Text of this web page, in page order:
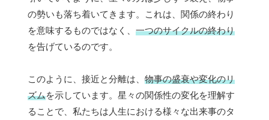
の勢いも落ち着いてきます。これは、関係の終わり
を意味するものではなく、 一つのサイクルの終わり
を告げているのです。
このように、接近と分離は、 物事の盛衰や変化のリ
ズムを示しています。星々の関係性の変化を理解す
ることで、私たちは人生における様々な出来事のタ